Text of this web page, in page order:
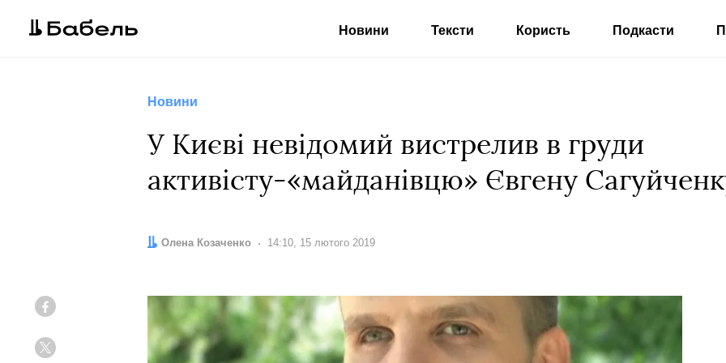
Новини Тексти Користь Подкасти
Новини
У Києві невідомий вистрелив в груди
активісту-«майданівцю» Євгену
Автор:
Олена Козаченко Дата:
14:10, 15 лютого 2019